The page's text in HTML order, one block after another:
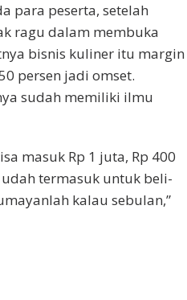
para peserta, setelah
ragu dalam membuka
bisnis kuliner itu margin
persen jadi omset.
sudah memiliki ilmu
masuk Rp 1 juta, Rp 400
termasuk untuk beli-
kalau sebulan,”